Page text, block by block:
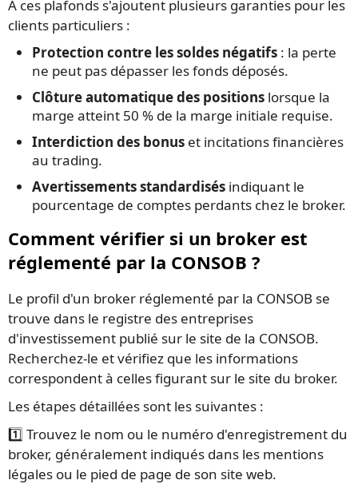
À ces plafonds s'ajoutent plusieurs garanties pour les
clients particuliers :
Protection contre les soldes négatifs : la perte
ne peut pas dépasser les fonds déposés.
Clôture automatique des positions lorsque la
marge atteint 50 % de la marge initiale requise.
Interdiction des bonus et incitations financières
au trading.
Avertissements standardisés indiquant le
pourcentage de comptes perdants chez le broker.
Comment vérifier si un broker est
réglementé par la CONSOB ?
Le profil d'un broker réglementé par la CONSOB se
trouve dans le registre des entreprises
d'investissement publié sur le site de la CONSOB.
Recherchez-le et vérifiez que les informations
correspondent à celles figurant sur le site du broker.
Les étapes détaillées sont les suivantes :
1️⃣ Trouvez le nom ou le numéro d'enregistrement du
broker, généralement indiqués dans les mentions
légales ou le pied de page de son site web.